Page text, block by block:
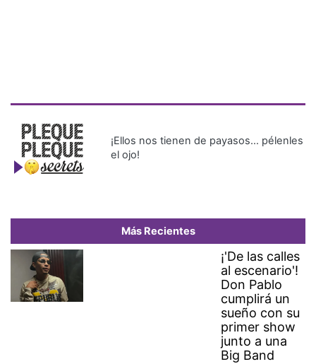
¡Ellos nos tienen de payasos… pélenles
el ojo!
Más Recientes
¡'De las calles
al escenario'!
Don Pablo
cumplirá un
sueño con su
primer show
junto a una
Big Band